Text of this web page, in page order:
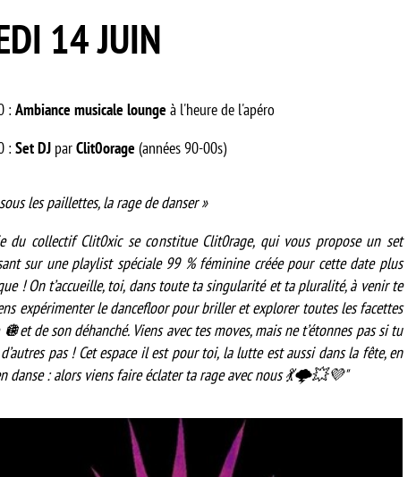
14 JUIN
: Ambiance musicale lounge à l'heure de l'apéro
: Set DJ parClit0orage (années 90-00s)
les paillettes, la rage de danser »
du collectif Clit0xic se constitue Clit0rage, qui vous propose un set
sur une playlist spéciale 99 % féminine créée pour cette date plus
! On t’accueille, toi, dans toute ta singularité et ta pluralité, à venir te
expérimenter le dancefloor pour briller et explorer toutes les facettes
de son déhanché. Viens avec tes moves, mais ne t’étonnes pas si tu
pas ! Cet espace il est pour toi, la lutte est aussi dans la fête, en
danse : alors viens faire éclater ta rage avec nous 💃🌩💥💜"